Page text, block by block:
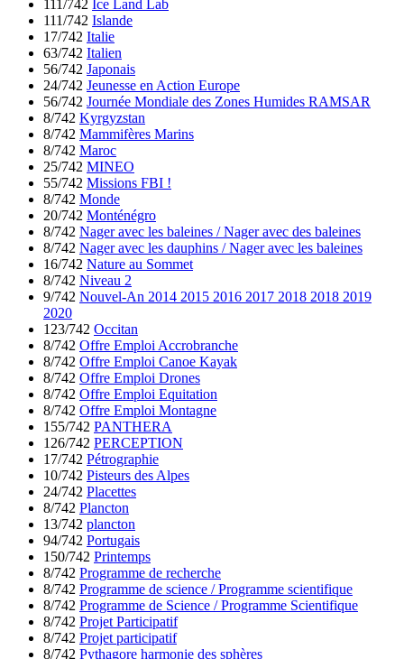
111/742 Ice Land Lab
111/742 Islande
17/742 Italie
63/742 Italien
56/742 Japonais
24/742 Jeunesse en Action Europe
56/742 Journée Mondiale des Zones Humides RAMSAR
8/742 Kyrgyzstan
8/742 Mammifères Marins
8/742 Maroc
25/742 MINEO
55/742 Missions FBI !
8/742 Monde
20/742 Monténégro
8/742 Nager avec les baleines / Nager avec des baleines
8/742 Nager avec les dauphins / Nager avec les baleines
16/742 Nature au Sommet
8/742 Niveau 2
9/742 Nouvel-An 2014 2015 2016 2017 2018 2018 2019
2020
123/742 Occitan
8/742 Offre Emploi Accrobranche
8/742 Offre Emploi Canoe Kayak
8/742 Offre Emploi Drones
8/742 Offre Emploi Equitation
8/742 Offre Emploi Montagne
155/742 PANTHERA
126/742 PERCEPTION
17/742 Pétrographie
10/742 Pisteurs des Alpes
24/742 Placettes
8/742 Plancton
13/742 plancton
94/742 Portugais
150/742 Printemps
8/742 Programme de recherche
8/742 Programme de science / Programme scientifique
8/742 Programme de Science / Programme Scientifique
8/742 Projet Participatif
8/742 Projet participatif
8/742 Pythagore harmonie des sphères